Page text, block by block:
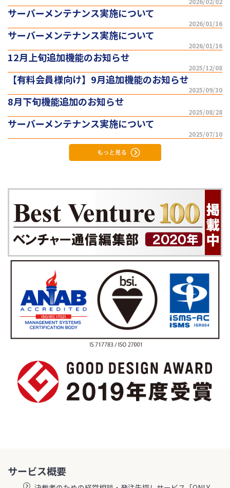
サーバーメンテナンス実施について
2026/01/16
サーバーメンテナンス実施について
2026/01/16
12月上旬追加機能のお知らせ
2025/12/08
【有料会員様向け】9月追加機能のお知らせ
2025/09/30
8月下旬機能追加のお知らせ
2025/08/28
サーバーメンテナンス実施について
2025/07/10
サービス概要